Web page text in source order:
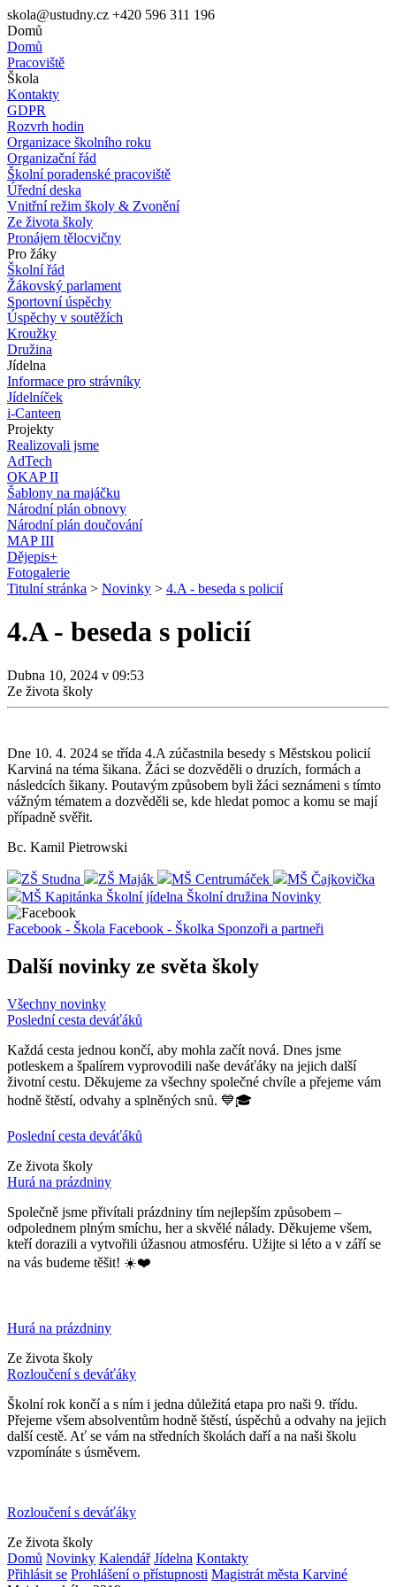
skola@ustudny.cz +420 596 311 196
Domů
Domů
Pracoviště
Škola
Kontakty
GDPR
Rozvrh hodin
Organizace školního roku
Organizační řád
Školní poradenské pracoviště
Úřední deska
Vnitřní režim školy & Zvonění
Ze života školy
Pronájem tělocvičny
Pro žáky
Školní řád
Žákovský parlament
Sportovní úspěchy
Úspěchy v soutěžích
Kroužky
Družina
Jídelna
Informace pro strávníky
Jídelníček
i-Canteen
Projekty
Realizovali jsme
AdTech
OKAP II
Šablony na majáčku
Národní plán obnovy
Národní plán doučování
MAP III
Dějepis+
Fotogalerie
Titulní stránka > Novinky > 4.A - beseda s policií
4.A - beseda s policií
Dubna 10, 2024 v 09:53
Ze života školy
Dne 10. 4. 2024 se třída 4.A zúčastnila besedy s Městskou policií
Karviná na téma šikana. Žáci se dozvěděli o druzích, formách a
následcích šikany. Poutavým způsobem byli žáci seznámeni s tímto
vážným tématem a dozvěděli se, kde hledat pomoc a komu se mají
případně svěřit.
Bc. Kamil Pietrowski
ZŠ Studna ZŠ Maják MŠ Centrumáček
MŠ Čajkovička
MŠ Kapitánka Školní jídelna Školní družina Novinky
Facebook - Škola Facebook - Školka Sponzoři a partneři
Další novinky ze světa školy
Všechny novinky
Poslední cesta deváťáků
Každá cesta jednou končí, aby mohla začít nová. Dnes jsme
potleskem a špalírem vyprovodili naše deváťáky na jejich další
životní cestu. Děkujeme za všechny společné chvíle a přejeme vám
hodně štěstí, odvahy a splněných snů. 💙🎓
Poslední cesta deváťáků
Ze života školy
Hurá na prázdniny
Společně jsme přivítali prázdniny tím nejlepším způsobem –
odpolednem plným smíchu, her a skvělé nálady. Děkujeme všem,
kteří dorazili a vytvořili úžasnou atmosféru. Užijte si léto a v září se
na vás budeme těšit! ☀️❤️
Hurá na prázdniny
Ze života školy
Rozloučení s deváťáky
Školní rok končí a s ním i jedna důležitá etapa pro naši 9. třídu.
Přejeme všem absolventům hodně štěstí, úspěchů a odvahy na jejich
další cestě. Ať se vám na středních školách daří a na naši školu
vzpomínáte s úsměvem.
Rozloučení s deváťáky
Ze života školy
Domů Novinky Kalendář Jídelna Kontakty
Přihlásit se Prohlášení o přístupnosti Magistrát města Karviné